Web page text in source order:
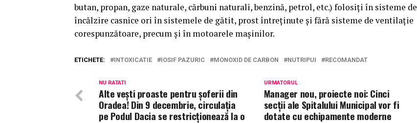
butan, propan, gaze naturale, cărbuni naturali, benzină, petrol, etc.) folosiţi în sisteme de
încălzire casnice ori în sistemele de gătit, prost întreţinute şi fără sisteme de ventilaţie
corespunzătoare, precum şi în motoarele maşinilor.
ETICHETE: INTOXICATIE IOSIF PAZURIC MONOXID DE CARBON NUTRIPUI RECOMANDAT
URMATORUL
Manager nou, proiecte noi: Cinci
secții ale Spitalului Municipal vor fi
dotate cu echipamente moderne
NU RATATI
Alte vești proaste pentru șoferii din
Oradea! Din 9 decembrie, circulația
pe Podul Dacia se restricționează la o